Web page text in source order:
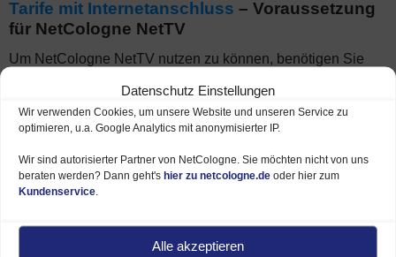
Datenschutz Einstellungen
Wir verwenden Cookies, um unsere Website und unseren Service zu
optimieren, u.a. Google Analytics mit anonymisierter IP.
Wir sind autorisierter Partner von NetCologne. Sie möchten nicht von uns
beraten werden? Dann geht's hier zu netcologne.de oder hier zum
Kundenservice
Alle akzeptieren
Tarife mit Internetanschluss – Voraussetzung
für NetCologne NetTV
Um NetCologne NetTV nutzen zu können, benötigen Sie
VDSL, Kabel oder Glasfaser Anschluss). Wenn ein solcher
bei Ihnenverfügbarist, haben Sie die Wahl zwischen
diesen Tarifvarianten mit Internetflat:
Doppel-Flat Tarife – Internetflat sowie Telefonflat über
NetCologne TV-Anschluss